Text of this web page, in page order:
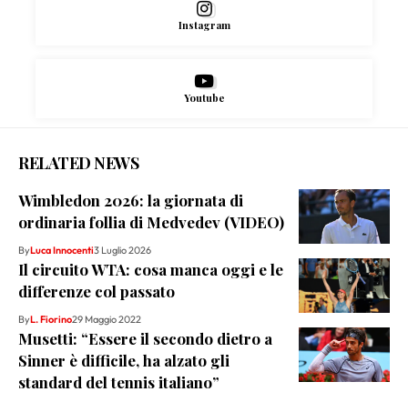
Instagram
Youtube
RELATED NEWS
Wimbledon 2026: la giornata di
ordinaria follia di Medvedev (VIDEO)
ByLuca Innocenti3 Luglio 2026
Il circuito WTA: cosa manca oggi e le
differenze col passato
ByL. Fiorino29 Maggio 2022
Musetti: “Essere il secondo dietro a
Sinner è difficile, ha alzato gli
standard del tennis italiano”